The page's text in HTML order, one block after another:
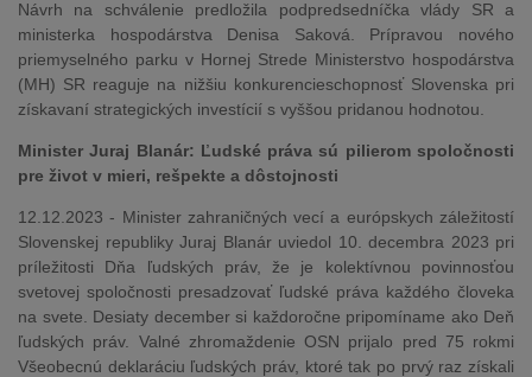
Návrh na schválenie predložila podpredsedníčka vlády SR a
ministerka hospodárstva Denisa Saková. Prípravou nového
priemyselného parku v Hornej Strede Ministerstvo hospodárstva
(MH) SR reaguje na nižšiu konkurencieschopnosť Slovenska pri
získavaní strategických investícií s vyššou pridanou hodnotou.
Minister Juraj Blanár: Ľudské práva sú pilierom spoločnosti
pre život v mieri, rešpekte a dôstojnosti
12.12.2023 - Minister zahraničných vecí a európskych záležitostí
Slovenskej republiky Juraj Blanár uviedol 10. decembra 2023 pri
príležitosti Dňa ľudských práv, že je kolektívnou povinnosťou
svetovej spoločnosti presadzovať ľudské práva každého človeka
na svete. Desiaty december si každoročne pripomíname ako Deň
ľudských práv. Valné zhromaždenie OSN prijalo pred 75 rokmi
Všeobecnú deklaráciu ľudských práv, ktoré tak po prvý raz získali